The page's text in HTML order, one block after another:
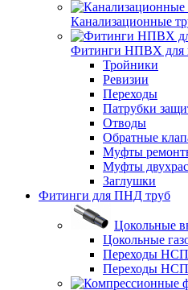
Канализационные
Фитинги НПВХ для
Тройники
Ревизии
Переходы
Патрубки
Отводы
Обратные
Муфты
Муфты
Заглушки
Фитинги для ПНД труб
Цокольные
Цокольные
Переходы
Переходы